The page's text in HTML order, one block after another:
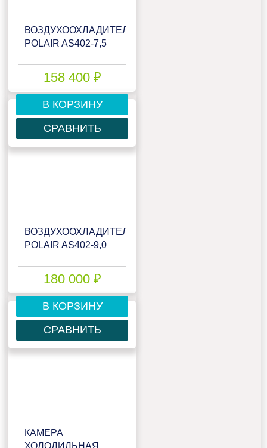
ВОЗДУХООХЛАДИТЕЛЬ
POLAIR AS402-7,5
158 400 ₽
В КОРЗИНУ
СРАВНИТЬ
ВОЗДУХООХЛАДИТЕЛЬ
POLAIR AS402-9,0
180 000 ₽
В КОРЗИНУ
СРАВНИТЬ
КАМЕРА
ХОЛОДИЛЬНАЯ